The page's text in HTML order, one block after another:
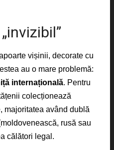
vișinii, decorate cu
au o mare problemă:
internațională. Pentru
colecționează
majoritatea având dublă
rusă sau
călători legal.